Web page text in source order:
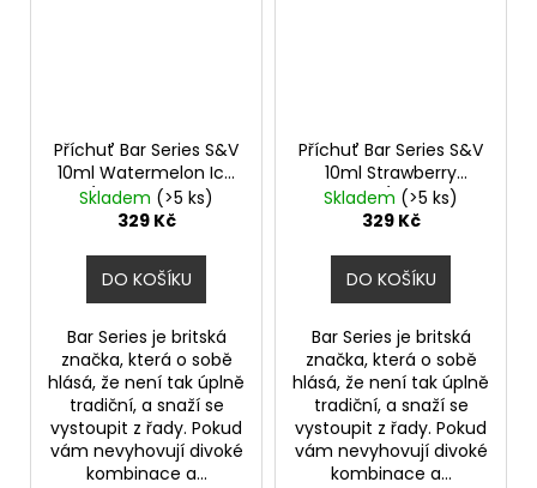
Příchuť Bar Series S&V
10ml Watermelon Ice
(Ledový vodní
meloun)
Skladem (>5 ks)
329 Kč
DO KOŠÍKU
Bar Series je britská
značka, která o sobě
hlásá, že není tak úplně
tradiční, a snaží se
vystoupit z řady. Pokud
vám nevyhovují divoké
kombinace a...
Příchuť Bar Series S&V
10ml Strawberry
Banana (Jahoda a
banán)
Skladem (>5 ks)
329 Kč
DO KOŠÍKU
Bar Series je britská
značka, která o sobě
hlásá, že není tak úplně
tradiční, a snaží se
vystoupit z řady. Pokud
vám nevyhovují divoké
kombinace a...